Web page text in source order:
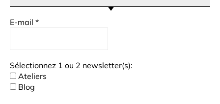
E-mail *
Sélectionnez 1 ou 2 newsletter(s):
Ateliers
Blog